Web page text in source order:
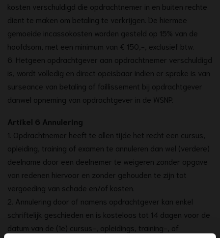
kosten verschuldigd die opdrachtnemer in en buiten rechte
dient te maken om betaling te verkrijgen. De hiermee
gemoeide incassokosten worden gesteld op 15% van de
hoofdsom, met een minimum van € 150,-, exclusief btw.
6. Hetgeen opdrachtgever aan opdrachtnemer verschuldigd
is, wordt volledig en direct opeisbaar indien er sprake is van
surseance van betaling of faillissement bij opdrachtgever
danwel opneming van opdrachtgever in de WSNP.
Artikel 6 Annulering
1. Opdrachtnemer heeft te allen tijde het recht een cursus,
opleiding, training of examen te annuleren dan wel (verdere)
deelname door een deelnemer te weigeren zonder opgave
van redenen hiervoor en zonder gehouden te zijn tot
vergoeding van schade en/of kosten.
2. Annulering door of namens opdrachtgever kan enkel
schriftelijk geschieden en is kosteloos tot 14 dagen voor de
datum van de (1e) cursus-, opleidings, training-, of